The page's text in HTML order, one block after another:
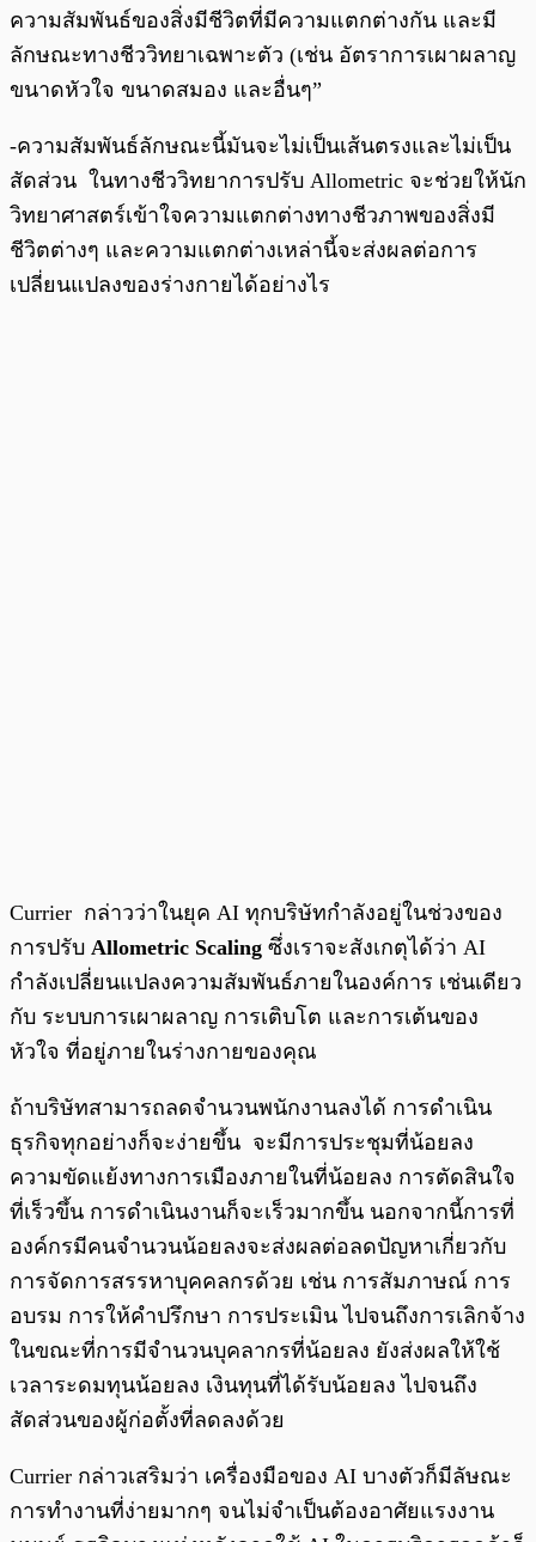
ความสัมพันธ์ของสิ่งมีชีวิตที่มีความแตกต่างกัน และมี
ลักษณะทางชีววิทยาเฉพาะตัว (เช่น อัตราการเผาผลาญ
ขนาดหัวใจ ขนาดสมอง และอื่นๆ”
-ความสัมพันธ์ลักษณะนี้มันจะไม่เป็นเส้นตรงและไม่เป็น
สัดส่วน ในทางชีววิทยาการปรับ Allometric จะช่วยให้นัก
วิทยาศาสตร์เข้าใจความแตกต่างทางชีวภาพของสิ่งมี
ชีวิตต่างๆ และความแตกต่างเหล่านี้จะส่งผลต่อการ
เปลี่ยนแปลงของร่างกายได้อย่างไร
Currier กล่าวว่าในยุค AI ทุกบริษัทกำลังอยู่ในช่วงของ
การปรับ Allometric Scaling ซึ่งเราจะสังเกตุได้ว่า AI
กำลังเปลี่ยนแปลงความสัมพันธ์ภายในองค์การ เช่นเดียว
กับ ระบบการเผาผลาญ การเติบโต และการเต้นของ
หัวใจ ที่อยู่ภายในร่างกายของคุณ
ถ้าบริษัทสามารถลดจำนวนพนักงานลงได้ การดำเนิน
ธุรกิจทุกอย่างก็จะง่ายขึ้น จะมีการประชุมที่น้อยลง
ความขัดแย้งทางการเมืองภายในที่น้อยลง การตัดสินใจ
ที่เร็วขึ้น การดำเนินงานก็จะเร็วมากขึ้น นอกจากนี้การที่
องค์กรมีคนจำนวนน้อยลงจะส่งผลต่อลดปัญหาเกี่ยวกับ
การจัดการสรรหาบุคคลกรด้วย เช่น การสัมภาษณ์ การ
อบรม การให้คำปรึกษา การประเมิน ไปจนถึงการเลิกจ้าง
ในขณะที่การมีจำนวนบุคลากรที่น้อยลง ยังส่งผลให้ใช้
เวลาระดมทุนน้อยลง เงินทุนที่ได้รับน้อยลง ไปจนถึง
สัดส่วนของผู้ก่อตั้งที่ลดลงด้วย
Currier กล่าวเสริมว่า เครื่องมือของ AI บางตัวก็มีลัษณะ
การทำงานที่ง่ายมากๆ จนไม่จำเป็นต้องอาศัยแรงงาน